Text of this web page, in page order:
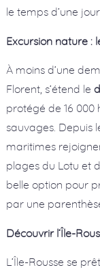
le temps d’une
Excursion nature :
À moins d’une
Florent, s’étend le
protégé de 16
sauvages. Depuis
maritimes
plages du Lotu et
belle option pour
par une
Découvrir l’Île-
L’Île-Rousse se